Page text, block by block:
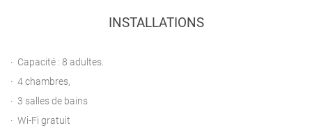
INSTALLATIONS
Capacité : 8 adultes.
4 chambres,
3 salles de bains
Wi-Fi gratuit